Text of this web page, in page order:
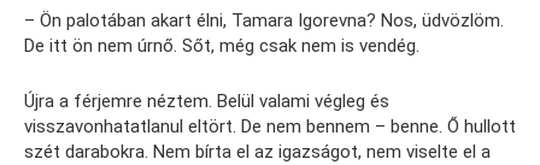
– Ön palotában akart élni, Tamara Igorevna? Nos, üdvözlöm.
De itt ön nem úrnő. Sőt, még csak nem is vendég.
Újra a férjemre néztem. Belül valami végleg és
visszavonhatatlanul eltört. De nem bennem – benne. Ő hullott
szét darabokra. Nem bírta el az igazságot, nem viselte el a